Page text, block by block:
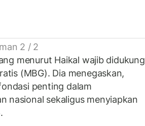
2 / 2
menurut Haikal wajib didukung
(MBG). Dia menegaskan,
penting dalam
nasional sekaligus menyiapkan